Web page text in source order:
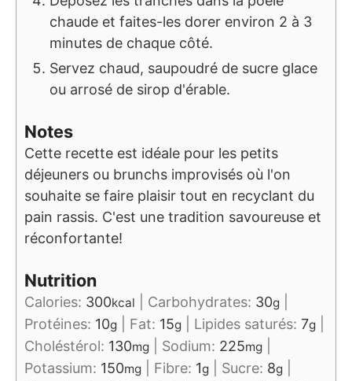
chaude et faites-les dorer environ 2 à 3
minutes de chaque côté.
Servez chaud, saupoudré de sucre glace
ou arrosé de sirop d'érable.
Notes
Cette recette est idéale pour les petits
déjeuners ou brunchs improvisés où l'on
souhaite se faire plaisir tout en recyclant du
pain rassis. C'est une tradition savoureuse et
réconfortante!
Nutrition
Calories: 300kcal Carbohydrates: 30g
Protéines: 10g Fat: 15g Lipides saturés: 7g
Choléstérol: 130mg Sodium: 225mg
Potassium: 150mg Fibre: 1g Sucre: 8g